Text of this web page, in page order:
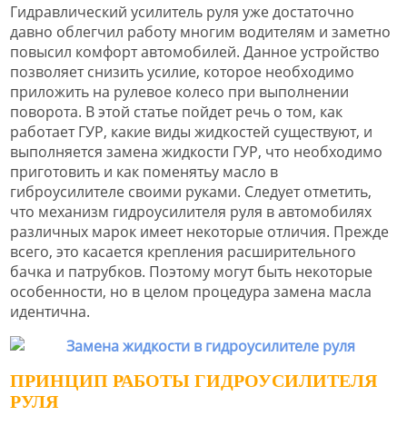
Гидравлический усилитель руля уже достаточно
давно облегчил работу многим водителям и заметно
повысил комфорт автомобилей. Данное устройство
позволяет снизить усилие, которое необходимо
приложить на рулевое колесо при выполнении
поворота. В этой статье пойдет речь о том, как
работает ГУР, какие виды жидкостей существуют, и
выполняется замена жидкости ГУР, что необходимо
приготовить и как поменятьу масло в
гиброусилителе своими руками. Следует отметить,
что механизм гидроусилителя руля в автомобилях
различных марок имеет некоторые отличия. Прежде
всего, это касается крепления расширительного
бачка и патрубков. Поэтому могут быть некоторые
особенности, но в целом процедура замена масла
идентична.
ПРИНЦИП РАБОТЫ ГИДРОУСИЛИТЕЛЯ
РУЛЯ